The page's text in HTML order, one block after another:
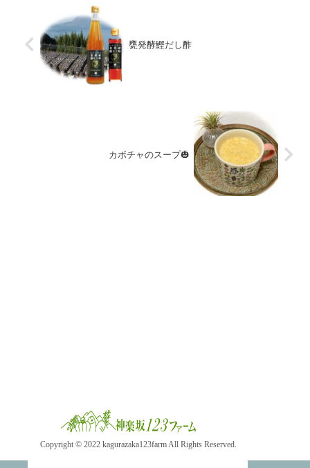
甕発酵鰹だし酢
カボチャのスープ🎃
Copyright © 2022 kagurazaka123farm All Rights Reserved.